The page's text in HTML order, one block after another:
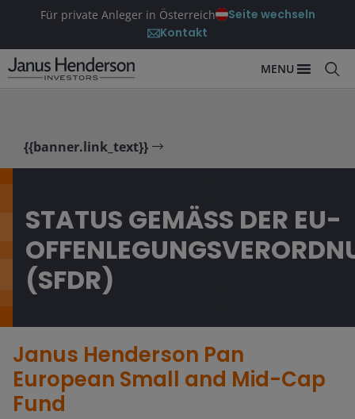
Für private Anleger in Österreich
Seite wechseln
Kontakt
MENU
{{banner.link_text}}
STATUS GEMÄSS DER EU-O
SFDR)
Janus Henderson Pan
European Small and Mid-Cap
Fund